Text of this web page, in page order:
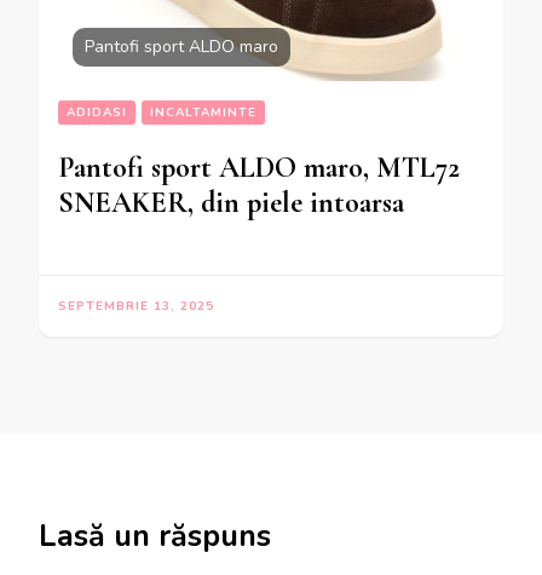
Pantofi sport ALDO maro
ADIDASI INCALTAMINTE
Pantofi sport ALDO maro, MTL72
SNEAKER, din piele intoarsa
SEPTEMBRIE 13, 2025
Lasă un răspuns